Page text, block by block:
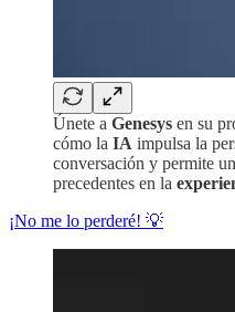
Únete a Genesys en su
cómo la IA impulsa la
conversación y permite
precedentes en la
¡No me lo perderé! 💡